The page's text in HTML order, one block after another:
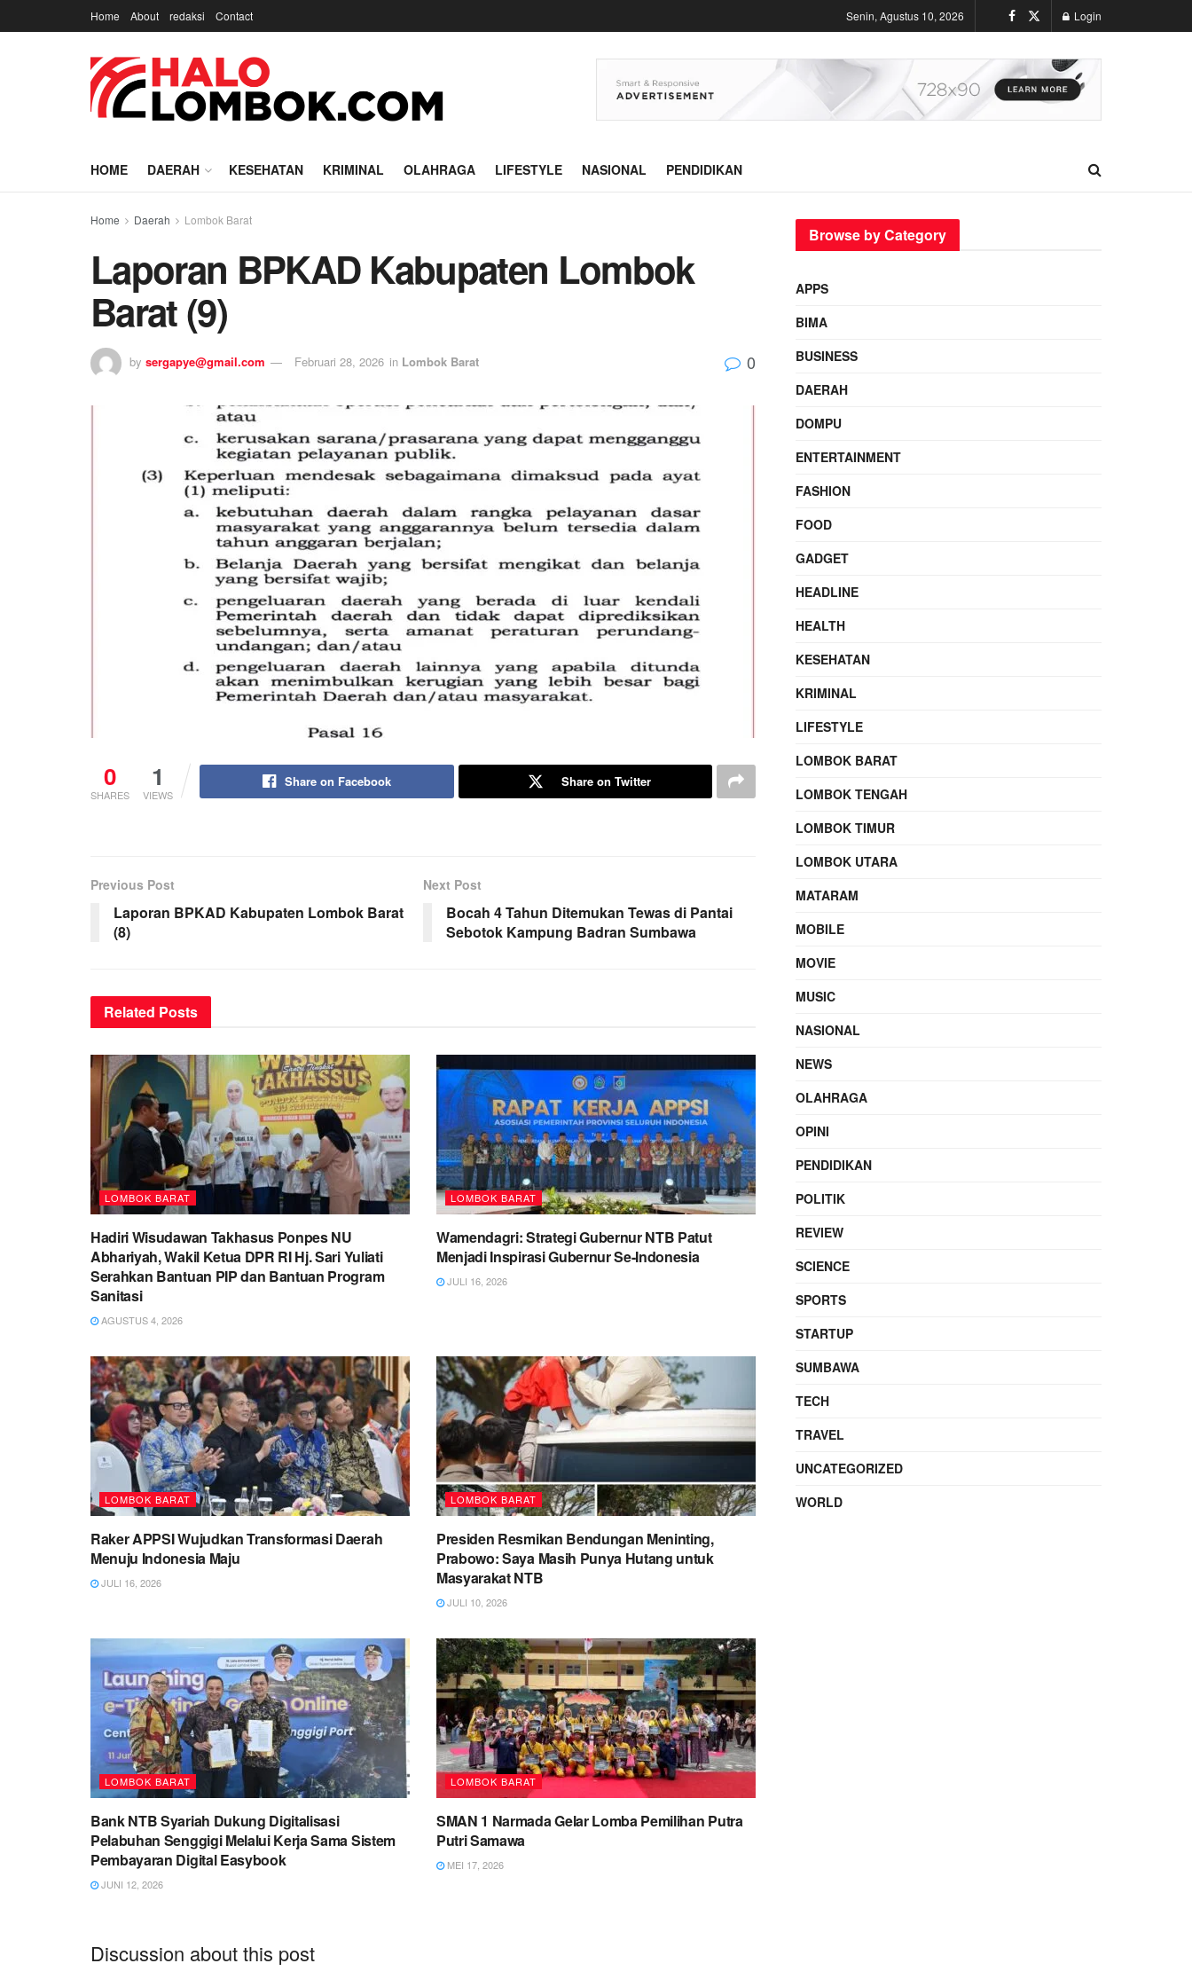
Home About redaksi Contact Senin, Agustus 10, 2026 Login
HOME DAERAH KESEHATAN KRIMINAL OLAHRAGA LIFESTYLE NASIONAL PENDIDIKAN
Home Daerah Lombok Barat
Laporan BPKAD Kabupaten Lombok
Barat (9)
by sergapye@gmail.com Februari 28, 2026 in Lombok Barat 0
0
SHARES
1
VIEWS
Share on Facebook Share on Twitter
Previous Post
Laporan BPKAD Kabupaten Lombok Barat
(8)
Next Post
Bocah 4 Tahun Ditemukan Tewas di Pantai
Sebotok Kampung Badran Sumbawa
Related Posts
LOMBOK BARAT
Hadiri Wisudawan Takhasus Ponpes NU
Abhariyah, Wakil Ketua DPR RI Hj. Sari Yuliati
Serahkan Bantuan PIP dan Bantuan Program
Sanitasi
AGUSTUS 4, 2026
LOMBOK BARAT
Wamendagri: Strategi Gubernur NTB Patut
Menjadi Inspirasi Gubernur Se-Indonesia
JULI 16, 2026
LOMBOK BARAT
Raker APPSI Wujudkan Transformasi Daerah
Menuju Indonesia Maju
JULI 16, 2026
LOMBOK BARAT
Presiden Resmikan Bendungan Meninting,
Prabowo: Saya Masih Punya Hutang untuk
Masyarakat NTB
JULI 10, 2026
LOMBOK BARAT
Bank NTB Syariah Dukung Digitalisasi
Pelabuhan Senggigi Melalui Kerja Sama Sistem
Pembayaran Digital Easybook
JUNI 12, 2026
LOMBOK BARAT
SMAN 1 Narmada Gelar Lomba Pemilihan Putra
Putri Samawa
MEI 17, 2026
Discussion about this post
Browse by Category
APPS
BIMA
BUSINESS
DAERAH
DOMPU
ENTERTAINMENT
FASHION
FOOD
GADGET
HEADLINE
HEALTH
KESEHATAN
KRIMINAL
LIFESTYLE
LOMBOK BARAT
LOMBOK TENGAH
LOMBOK TIMUR
LOMBOK UTARA
MATARAM
MOBILE
MOVIE
MUSIC
NASIONAL
NEWS
OLAHRAGA
OPINI
PENDIDIKAN
POLITIK
REVIEW
SCIENCE
SPORTS
STARTUP
SUMBAWA
TECH
TRAVEL
UNCATEGORIZED
WORLD